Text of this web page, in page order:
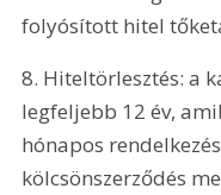
folyósított hitel
8. Hiteltörlesztés: a
legfeljebb 12 év,
hónapos
kölcsönszerződés